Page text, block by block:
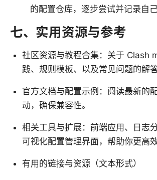
的配置仓库，逐步尝试并记录自己
七、实用资源与参考
社区资源与教程合集：关于 Clash
践、规则模板、以及常见问题的解答
官方文档与配置示例：阅读最新的
动，确保兼容性。
相关工具与扩展：前端应用、日志
可视化配置管理界面，帮助你更高
有用的链接与资源（文本形式）